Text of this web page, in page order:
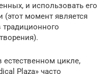
и использовать его
(этот момент является
цикле,
Plaza» часто